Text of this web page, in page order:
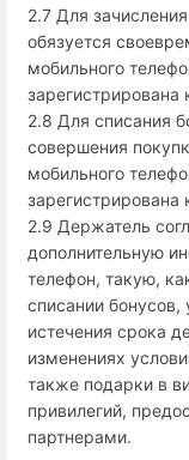
2.7 Для
обязуется
мобильного
зарегистрирована
2.8 Для списания
совершения
мобильного
зарегистрирована
2.9 Держатель
дополнительную
телефон, такую,
списании
истечения срока
изменениях
также подарки в
привилегий,
партнерами.